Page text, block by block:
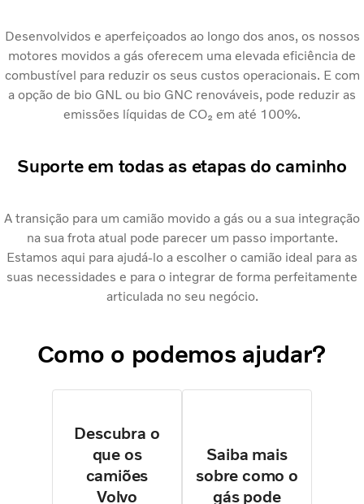
Desenvolvidos e aperfeiçoados ao longo dos anos, os nossos
motores movidos a gás oferecem uma elevada eficiência de
combustível para reduzir os seus custos operacionais. E com
a opção de bio GNL ou bio GNC renováveis, pode reduzir as
emissões líquidas de CO₂ em até 100%.
Suporte em todas as etapas do caminho
A transição para um camião movido a gás ou a sua integração
na sua frota atual pode parecer um passo importante.
Estamos aqui para ajudá-lo a escolher o camião ideal para as
suas necessidades e para o integrar de forma perfeitamente
articulada no seu negócio.
Como o podemos ajudar?
Descubra o
que os
camiões
Volvo
Saiba mais
sobre como o
gás pode